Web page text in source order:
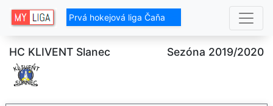
Prvá hokejová liga Čaňa
HC KLIVENT Slanec Sezóna 2019/2020